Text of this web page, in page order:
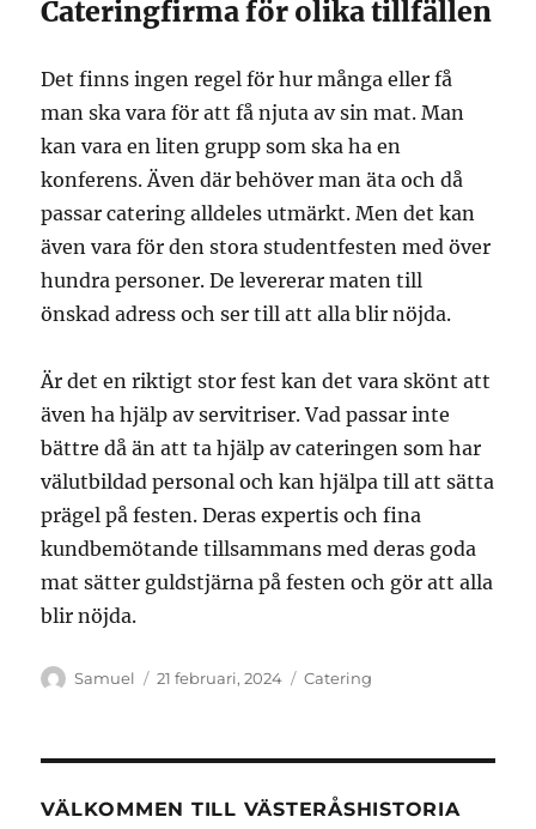
Cateringfirma för olika tillfällen
Det finns ingen regel för hur många eller få
man ska vara för att få njuta av sin mat. Man
kan vara en liten grupp som ska ha en
konferens. Även där behöver man äta och då
passar catering alldeles utmärkt. Men det kan
även vara för den stora studentfesten med över
hundra personer. De levererar maten till
önskad adress och ser till att alla blir nöjda.
Är det en riktigt stor fest kan det vara skönt att
även ha hjälp av servitriser. Vad passar inte
bättre då än att ta hjälp av cateringen som har
välutbildad personal och kan hjälpa till att sätta
prägel på festen. Deras expertis och fina
kundbemötande tillsammans med deras goda
mat sätter guldstjärna på festen och gör att alla
blir nöjda.
Författare
Samuel
Publicerat
21 februari, 2024 Kategorier
Catering
VÄLKOMMEN TILL VÄSTERÅSHISTORIA